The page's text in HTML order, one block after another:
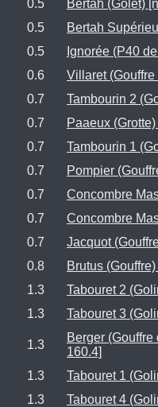
0.5
Bertah (Golet)
0.5
Bertah
0.5
Ignorée (P40
0.6
Villaret (Gouffre
0.7
Tambourin 2
0.7
Paaeux (Grotte)
0.7
Tambourin 1
0.7
Pompier
0.7
Concombre
0.7
Concombre
0.7
Jacquot
0.8
Brutus
1.3
Tabouret 2
1.3
Tabouret 3
1.3
Berger (Gouffre
160.4]
1.3
Tabouret 1
1.3
Tabouret 4